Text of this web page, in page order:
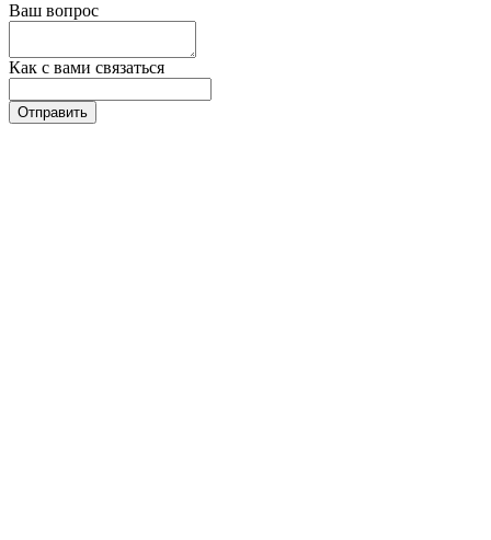
Ваш вопрос
Как с вами связаться